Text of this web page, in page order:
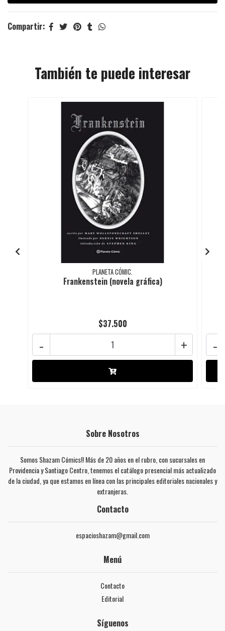
Compartir:
También te puede interesar
PLANETA CÓMIC.
Frankenstein (novela gráfica)
$37.500
+
- -
Sobre Nosotros
Somos Shazam Cómics!! Más de 20 años en el rubro, con sucursales en
Providencia y Santiago Centro, tenemos el catálogo presencial más actualizado
de la ciudad, ya que estamos en línea con las principales editoriales nacionales y
extranjeras.
Contacto
espacioshazam@gmail.com
Menú
Contacto
Editorial
Síguenos